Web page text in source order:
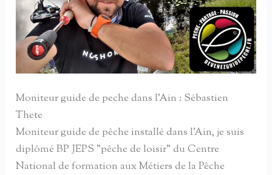
Moniteur guide de peche dans l'Ain : Sébastien
Thete
Moniteur guide de pêche installé dans l'Ain, je suis
diplômé BP JEPS "pêche de loisir" du Centre
National de formation aux Métiers de la Pêche